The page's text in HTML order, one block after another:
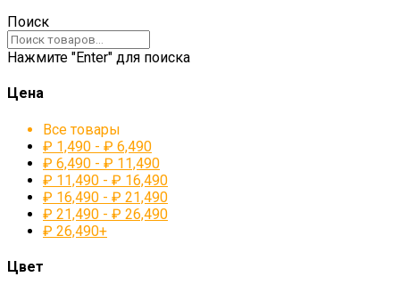
Поиск
Нажмите "Enter" для поиска
Цена
Все товары
₽ 1,490 - ₽ 6,490
₽ 6,490 - ₽ 11,490
₽ 11,490 - ₽ 16,490
₽ 16,490 - ₽ 21,490
₽ 21,490 - ₽ 26,490
₽ 26,490+
Цвет